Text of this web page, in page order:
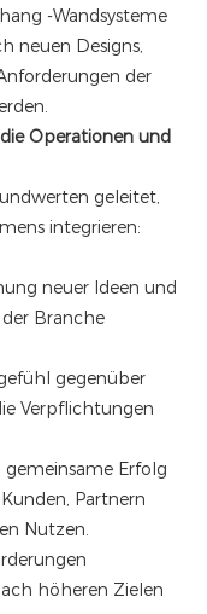
-Wandsysteme
neuen Designs,
der
die Operationen und
geleitet,
integrieren:
neuer Ideen und
Branche
gegenüber
Verpflichtungen
gemeinsame Erfolg
Partnern
Nutzen.
höheren Zielen